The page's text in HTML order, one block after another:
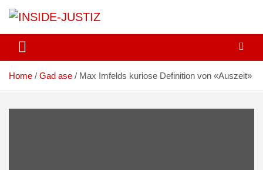
INSIDE-JUSTIZ
Home Gad ase Max Imfelds kuriose Definition von «Auszeit»